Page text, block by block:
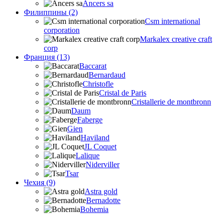
Ancers sa
Филиппины (2)
Csm international
corporation
Markalex creative craft
corp
Франция (13)
Baccarat
Bernardaud
Christofle
Cristal de Paris
Cristallerie de montbronn
Daum
Faberge
Gien
Haviland
JL Coquet
Lalique
Niderviller
Tsar
Чехия (9)
Astra gold
Bernadotte
Bohemia